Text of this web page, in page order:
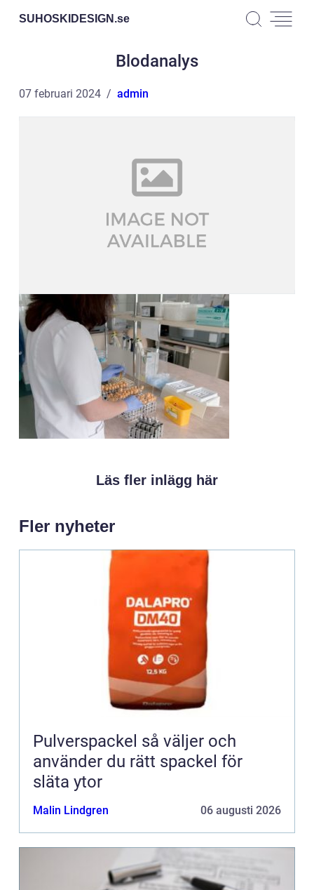
SUHOSKIDESIGN.se
Blodanalys
07 februari 2024 admin
Läs fler inlägg här
Fler nyheter
Pulverspackel så väljer och
använder du rätt spackel för
släta ytor
Malin Lindgren 06 augusti 2026